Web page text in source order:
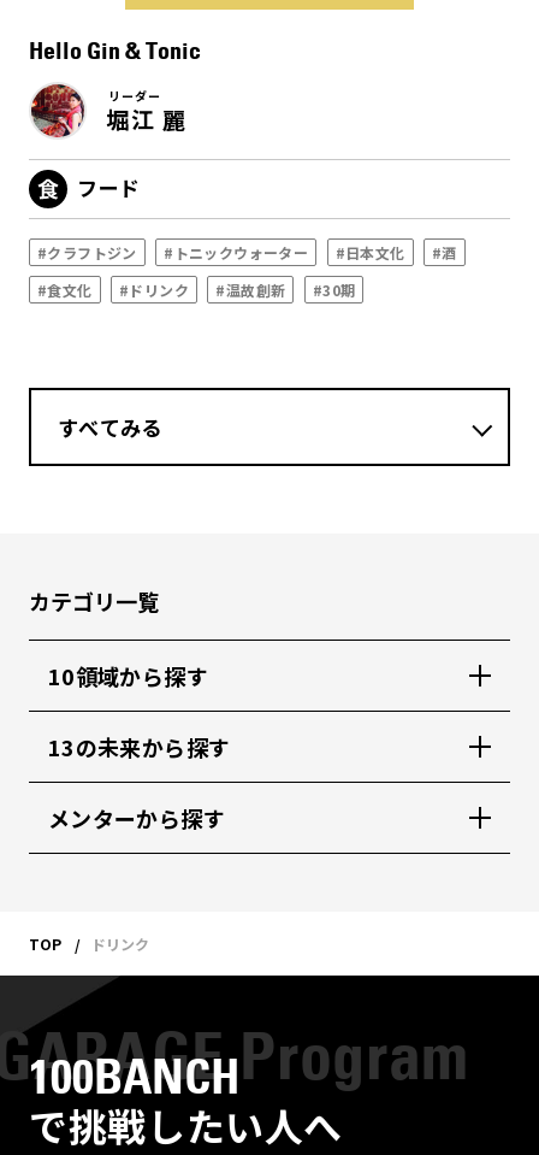
Hello Gin & Tonic
リーダー
堀江 麗
フード
#クラフトジン #トニックウォーター #日本文化
#酒
#食文化
#ドリンク #温故創新 #30期
すべてみる
カテゴリ一覧
10領域から探す
13の未来から探す
メンターから探す
TOP ドリンク
100BANCH
で挑戦したい人へ